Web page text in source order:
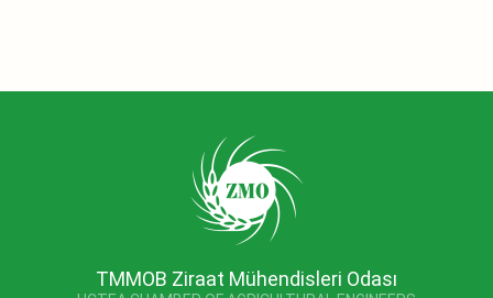
TMMOB Ziraat Mühendisleri Odası